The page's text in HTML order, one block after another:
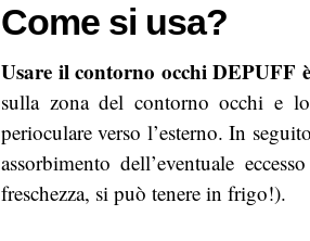
Come si usa?
Usare il contorno occhi DEPUFF
sulla zona del contorno occhi e
perioculare verso l’esterno. In
assorbimento dell’eventuale
freschezza, si può tenere in frigo!).